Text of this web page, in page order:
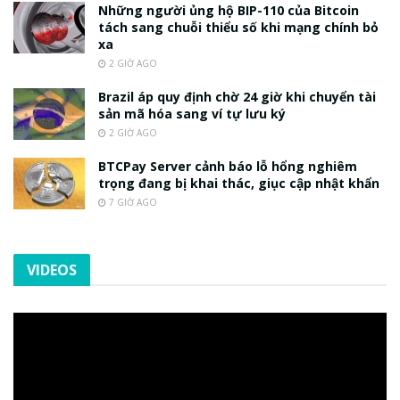
Những người ủng hộ BIP-110 của Bitcoin
tách sang chuỗi thiểu số khi mạng chính bỏ
xa
2 GIỜ AGO
Brazil áp quy định chờ 24 giờ khi chuyển tài
sản mã hóa sang ví tự lưu ký
2 GIỜ AGO
BTCPay Server cảnh báo lỗ hổng nghiêm
trọng đang bị khai thác, giục cập nhật khẩn
7 GIỜ AGO
VIDEOS